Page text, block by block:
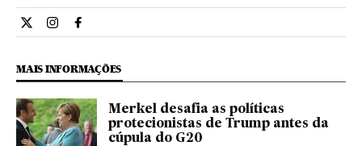
Internacional El País Brasil en Twitter
Internacional El País Brasil en Instagram
Internacional El País Brasil en Facebook
MAIS INFORMAÇÕES
Merkel desafia as políticas
protecionistas de Trump antes da
cúpula do G20